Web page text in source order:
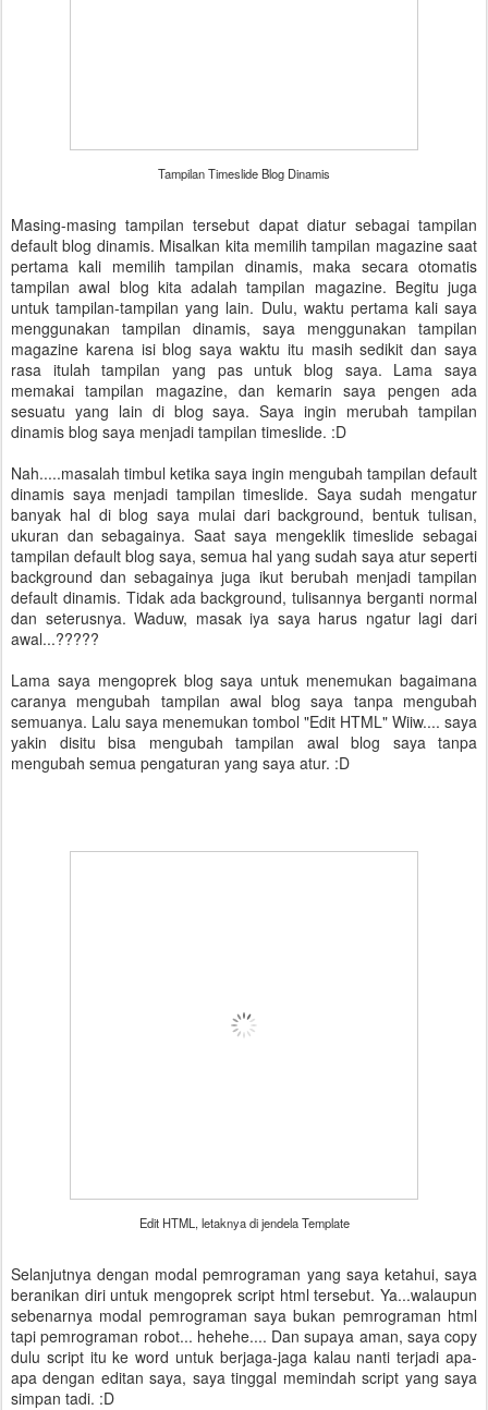
Tampilan Timeslide Blog Dinamis
Masing-masing tampilan tersebut dapat diatur sebagai tampilan
default blog dinamis. Misalkan kita memilih tampilan magazine saat
pertama kali memilih tampilan dinamis, maka secara otomatis
tampilan awal blog kita adalah tampilan magazine. Begitu juga
untuk tampilan-tampilan yang lain. Dulu, waktu pertama kali saya
menggunakan tampilan dinamis, saya menggunakan tampilan
magazine karena isi blog saya waktu itu masih sedikit dan saya
rasa itulah tampilan yang pas untuk blog saya. Lama saya
memakai tampilan magazine, dan kemarin saya pengen ada
sesuatu yang lain di blog saya. Saya ingin merubah tampilan
dinamis blog saya menjadi tampilan timeslide. :D
Nah.....masalah timbul ketika saya ingin mengubah tampilan default
dinamis saya menjadi tampilan timeslide. Saya sudah mengatur
banyak hal di blog saya mulai dari background, bentuk tulisan,
ukuran dan sebagainya. Saat saya mengeklik timeslide sebagai
tampilan default blog saya, semua hal yang sudah saya atur seperti
background dan sebagainya juga ikut berubah menjadi tampilan
default dinamis. Tidak ada background, tulisannya berganti normal
dan seterusnya. Waduw, masak iya saya harus ngatur lagi dari
awal...?????
Lama saya mengoprek blog saya untuk menemukan bagaimana
caranya mengubah tampilan awal blog saya tanpa mengubah
semuanya. Lalu saya menemukan tombol "Edit HTML" Wiiw.... saya
yakin disitu bisa mengubah tampilan awal blog saya tanpa
mengubah semua pengaturan yang saya atur. :D
Edit HTML, letaknya di jendela Template
Selanjutnya dengan modal pemrograman yang saya ketahui, saya
beranikan diri untuk mengoprek script html tersebut. Ya...walaupun
sebenarnya modal pemrograman saya bukan pemrograman html
tapi pemrograman robot... hehehe.... Dan supaya aman, saya copy
dulu script itu ke word untuk berjaga-jaga kalau nanti terjadi apa-
apa dengan editan saya, saya tinggal memindah script yang saya
simpan tadi. :D